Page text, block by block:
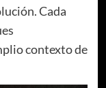
Cada
contexto de